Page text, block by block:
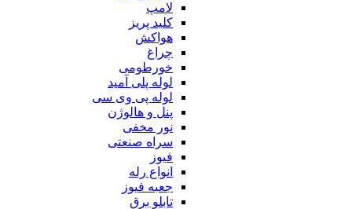
لامپ
کلید پریز
هواکش
چراغ
خورطومی
لوله پلی آمید
لوله پی وی سی
پنل و هالوژن
نور مخفی
سراه صنعتی
فیوز
انواع رله
جعبه فیوز
تابلو برق